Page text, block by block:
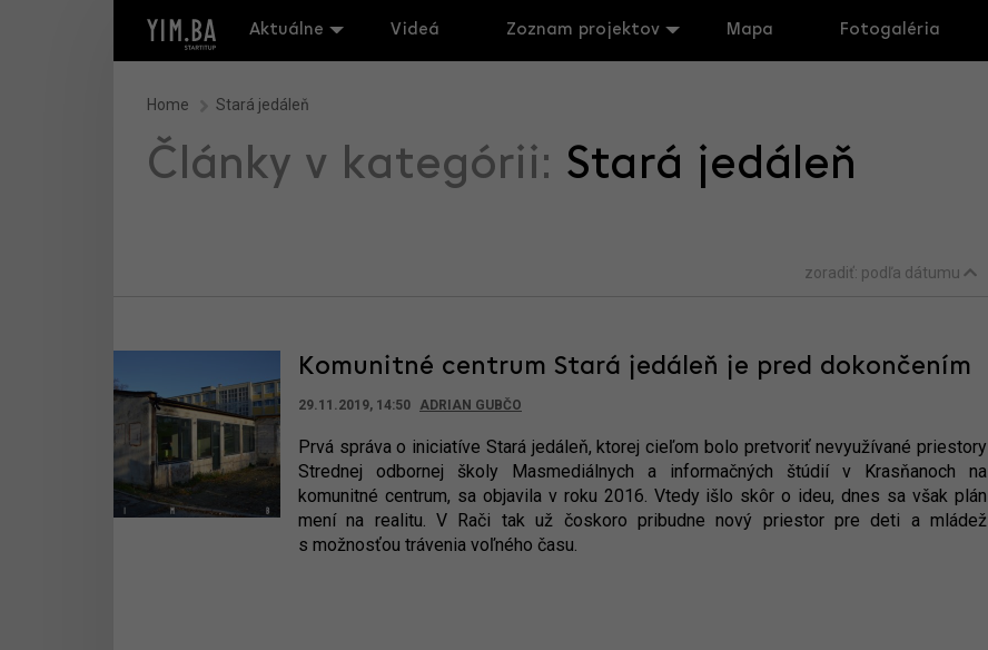
Aktuálne Videá Zoznam projektov Mapa Fotogaléria
Home Stará jedáleň
Články v kategórii: Stará jedáleň
zoradiť: podľa dátumu
Komunitné centrum Stará jedáleň je pred dokončením
29.11.2019, 14:50 ADRIAN GUBČO
Prvá správa o iniciatíve Stará jedáleň, ktorej cieľom bolo pretvoriť nevyužívané priestory
Strednej odbornej školy Masmediálnych a informačných štúdií v Krasňanoch na
komunitné centrum, sa objavila v roku 2016. Vtedy išlo skôr o ideu, dnes sa však plán
mení na realitu. V Rači tak už čoskoro pribudne nový priestor pre deti a mládež
s možnosťou trávenia voľného času.